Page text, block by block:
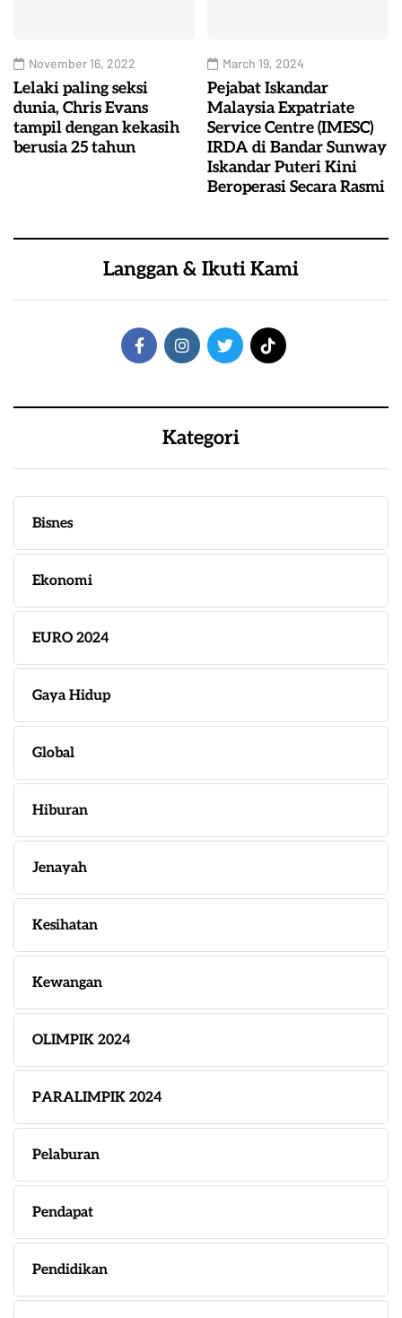
November 16, 2022
Lelaki paling seksi
dunia, Chris Evans
tampil dengan kekasih
berusia 25 tahun
March 19, 2024
Pejabat Iskandar
Malaysia Expatriate
Service Centre (IMESC)
IRDA di Bandar Sunway
Iskandar Puteri Kini
Beroperasi Secara Rasmi
Langgan & Ikuti Kami
Kategori
Bisnes
Ekonomi
EURO 2024
Gaya Hidup
Global
Hiburan
Jenayah
Kesihatan
Kewangan
OLIMPIK 2024
PARALIMPIK 2024
Pelaburan
Pendapat
Pendidikan